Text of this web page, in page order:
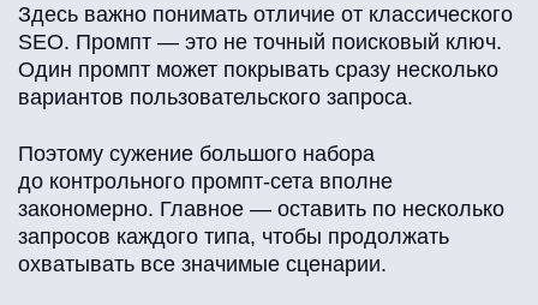
Здесь важно понимать отличие от классического
SEO. Промпт — это не точный поисковый ключ.
Один промпт может покрывать сразу несколько
вариантов пользовательского запроса.
Поэтому сужение большого набора
до контрольного промпт-сета вполне
закономерно. Главное — оставить по несколько
запросов каждого типа, чтобы продолжать
охватывать все значимые сценарии.